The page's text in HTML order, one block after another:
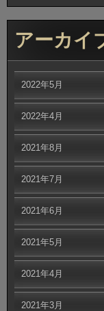
アーカイ
2022年5月
2022年4月
2021年8月
2021年7月
2021年6月
2021年5月
2021年4月
2021年3月